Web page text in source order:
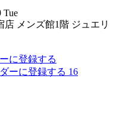
Tue
店 メンズ館1階 ジュエリ
に登録する
16